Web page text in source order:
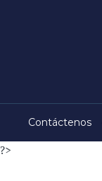
Contáctenos
?>